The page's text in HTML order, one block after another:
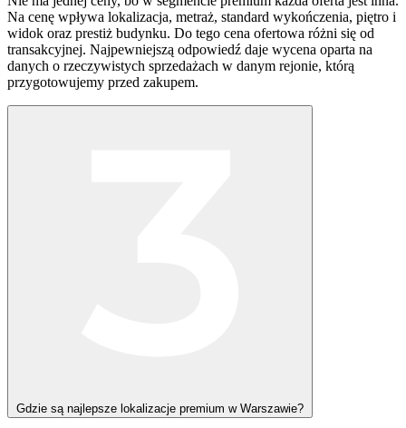
Na cenę wpływa lokalizacja, metraż, standard wykończenia, piętro i
widok oraz prestiż budynku. Do tego cena ofertowa różni się od
transakcyjnej. Najpewniejszą odpowiedź daje wycena oparta na
danych o rzeczywistych sprzedażach w danym rejonie, którą
przygotowujemy przed zakupem.
Gdzie są najlepsze lokalizacje premium w Warszawie?